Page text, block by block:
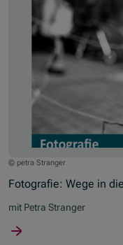
© petra Stranger
Fotografie: Wege in
mit Petra Stranger